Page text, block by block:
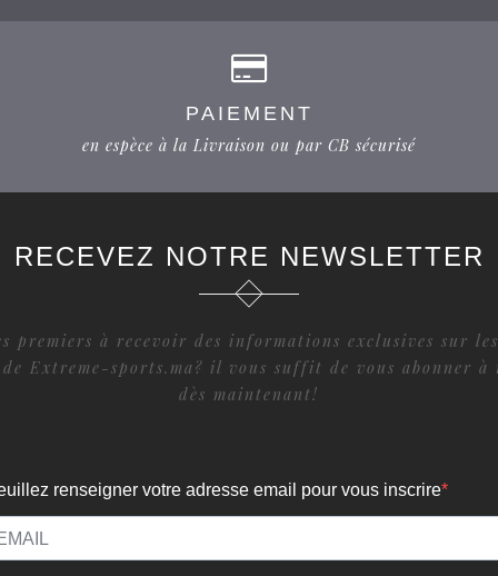
PAIEMENT
en espèce à la Livraison ou par CB sécurisé
RECEVEZ NOTRE NEWSLETTER
premiers à recevoir des informations exclusives sur
de Extreme-sports.ma? il vous suffit de vous abonner
dès maintenant!